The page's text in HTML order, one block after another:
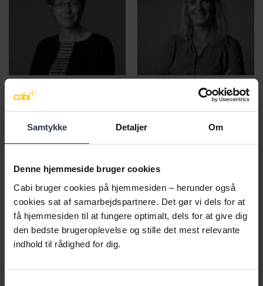
Samtykke Detaljer Om
Denne hjemmeside bruger cookies
Cabi bruger cookies på hjemmesiden – herunder også
cookies sat af samarbejdspartnere. Det gør vi dels for at
få hjemmesiden til at fungere optimalt, dels for at give dig
den bedste brugeroplevelse og stille det mest relevante
indhold til rådighed for dig.
Birgitte Poulsen
Chefkonsulent
arbejdsmiljø |
Arbejdspladskultur |
arbejdsfællesskaber |
Inklusionskapacitet |
Organisationsudvikling |
Ledelse | ”Den svære
samtale”
2293 7666
bpo@cabiweb.dk
Marlene Fabrin
Inklusion | Forebyggelse |
Stress | Sparring I Tidlig
2234 3965